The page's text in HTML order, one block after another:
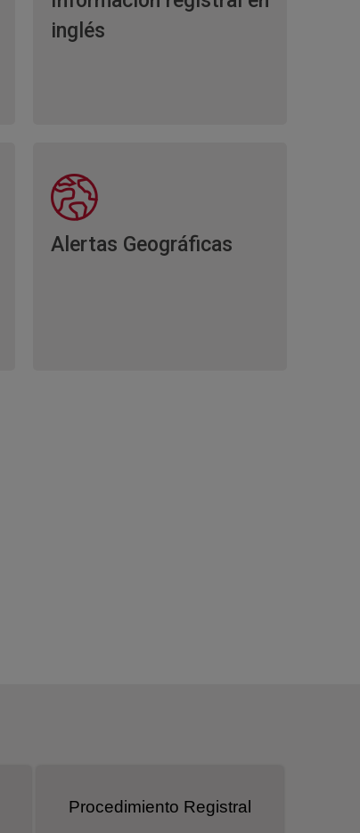
inglés
Alertas Geográficas
Procedimiento Registral